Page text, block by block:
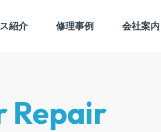
紹介 修理事例 会社案内
Repair